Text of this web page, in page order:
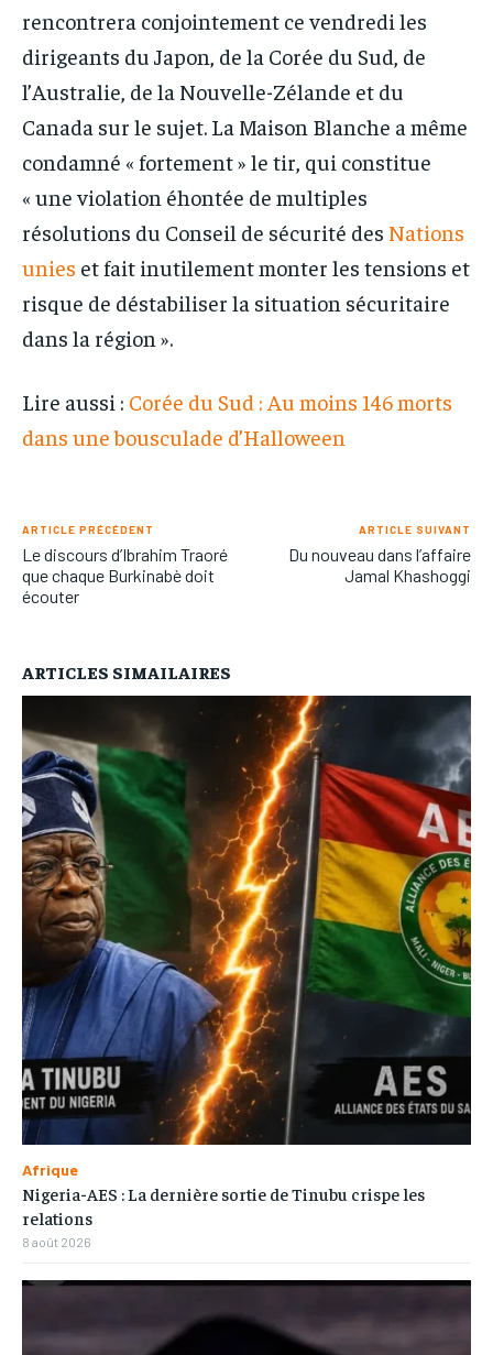
rencontrera conjointement ce vendredi les
dirigeants du Japon, de la Corée du Sud, de
l’Australie, de la Nouvelle-Zélande et du
Canada sur le sujet. La Maison Blanche a même
condamné « fortement » le tir, qui constitue
« une violation éhontée de multiples
résolutions du Conseil de sécurité des Nations
unies et fait inutilement monter les tensions et
risque de déstabiliser la situation sécuritaire
dans la région ».
Lire aussi : Corée du Sud : Au moins 146 morts
dans une bousculade d’Halloween
ARTICLE PRÉCÉDENT
Le discours d’Ibrahim Traoré
que chaque Burkinabè doit
écouter
ARTICLE SUIVANT
Du nouveau dans l’affaire
Jamal Khashoggi
ARTICLES SIMAILAIRES
Afrique
Nigeria-AES : La dernière sortie de Tinubu crispe les
relations
8 août 2026